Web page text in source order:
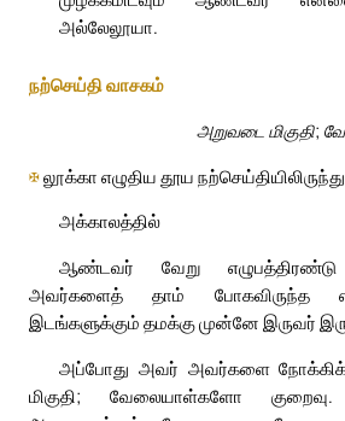
அல்லேலூயா.
நற்செய்தி வாசகம்
அறுவடை மிகுதி;
✠லூக்கா எழுதிய தூய
அக்காலத்தில்
ஆண்டவர் வேறு எழுபத்திரண்டு
அவர்களைத் தாம் போகவிருந்த
இடங்களுக்கும் தமக்கு முன்னே இருவர்
அப்போது அவர் அவர்களை நோக்கிக்
மிகுதி; வேலையாள்களோ